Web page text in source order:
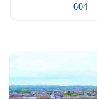
604